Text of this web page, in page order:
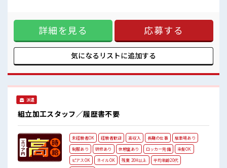
うれしい髪型・髪色自由！
周辺は業務スーパー・コンビニ・郵便局があるから充実度バツグン
#ryo
のでマイカーの持ち込みもできます！ お買い物もラクラクで
すね♪ 《教育体制ばっちり*》 イチからスキルUPできる！ 初
日は座学で安全教育！ 2日目からは先輩がそばにいて教えてく
れます！ 未経験でも安心してスタートできますね♪ 《土日や
すみのお仕事*》 家族や友達との予定が合わせやすいからプラ
イベートも充実♪ ■職場の雰囲気 《10代～30代の方活躍中》
くてもあんしんですね♪ うれしい髪型・髪色自由！ 周辺は業
務スーパー・コンビニ・郵便局があるから充実度バツグン☆
詳細を見る 応募する
気になるリストに追加する
派遣
組立加工スタッフ／履歴書不要
未経験者OK 経験者歓迎 高収入 長期の仕事
駐車場あり
制服あり
研修あり 休憩室あり ロッカー完備
染髪OK
ピアスOK
ネイルOK 残業 20H以上 平均年齢20代